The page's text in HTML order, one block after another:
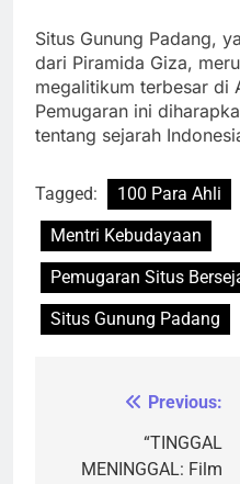
Situs Gunung Padang,
dari Piramida Giza,
megalitikum terbesar di
Pemugaran ini
tentang sejarah
Tagged: 100 Para Ahli
Mentri Kebudayaan
Pemugaran Situs
Situs Gunung Padang
NavigasiPrevious:
“TINGGAL
MENINGGAL: Film